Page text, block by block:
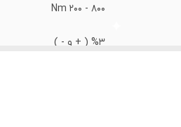
800 - 200 Nm
%3 ( + و - )